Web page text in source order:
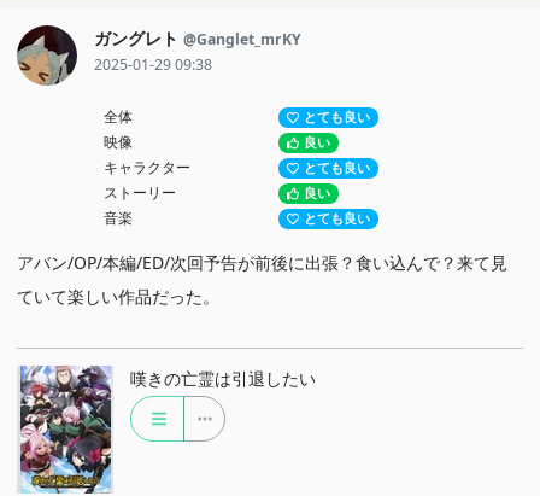
ガングレト @Ganglet_mrKY
2025-01-29 09:38
全体 とても良い
映像 良い
キャラクター とても良い
ストーリー 良い
音楽 とても良い
アバン/OP/本編/ED/次回予告が前後に出張？食い込んで？来て見
ていて楽しい作品だった。
嘆きの亡霊は引退したい